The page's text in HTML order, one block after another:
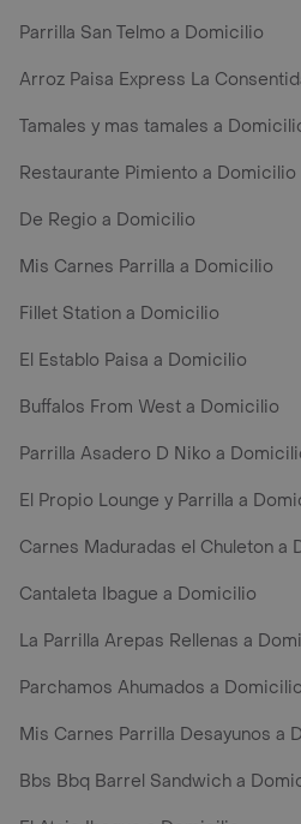
Parrilla San Telmo a Domicilio
Arroz Paisa Express La
Tamales y mas tamales a
Restaurante Pimiento a Domicilio
De Regio a Domicilio
Mis Carnes Parrilla a Domicilio
Fillet Station a Domicilio
El Establo Paisa a Domicilio
Buffalos From West a Domicilio
Parrilla Asadero D Niko a
El Propio Lounge y Parrilla a
Carnes Maduradas el Chuleton a
Cantaleta Ibague a Domicilio
La Parrilla Arepas Rellenas a
Parchamos Ahumados a Domicilio
Mis Carnes Parrilla Desayunos a
Bbs Bbq Barrel Sandwich a